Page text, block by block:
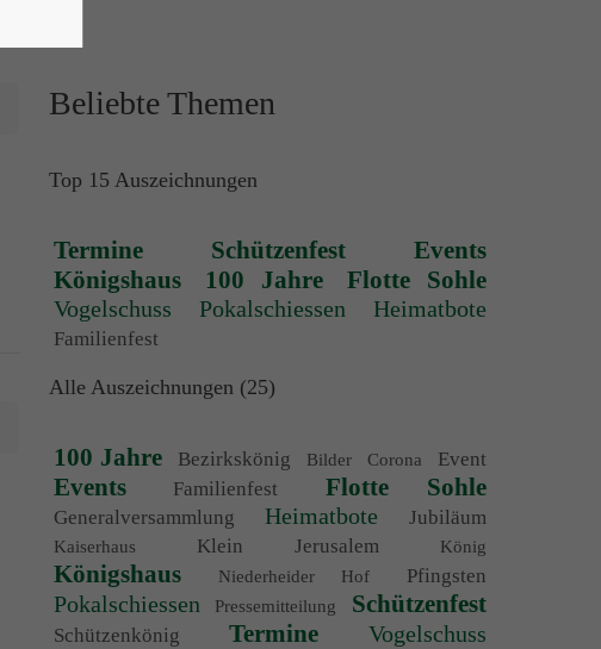
Beliebte Themen
Top 15 Auszeichnungen
Termine Schützenfest
Events
Königshaus
100 Jahre Flotte Sohle
Vogelschuss Pokalschiessen Heimatbote
Familienfest
Alle Auszeichnungen (25)
100 Jahre Bezirkskönig Bilder Corona Event
Events Familienfest Flotte Sohle
Generalversammlung Heimatbote Jubiläum
Kaiserhaus Klein Jerusalem König
Königshaus Niederheider Hof Pfingsten
Pokalschiessen Pressemitteilung Schützenfest
Schützenkönig Termine Vogelschuss